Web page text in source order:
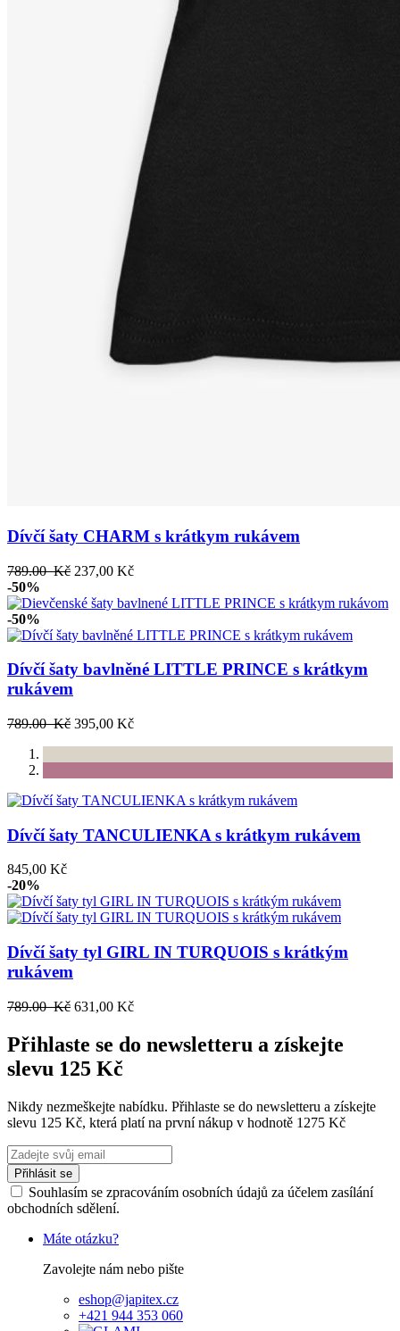
Dívčí šaty CHARM s krátkym rukávem
789.00 Kč 237,00 Kč
-50%
-50%
Dívčí šaty bavlněné LITTLE PRINCE s krátkym
rukávem
789.00 Kč 395,00 Kč
Dívčí šaty TANCULIENKA s krátkym rukávem
845,00 Kč
-20%
Dívčí šaty tyl GIRL IN TURQUOIS s krátkým
rukávem
789.00 Kč 631,00 Kč
Přihlaste se do newsletteru a získejte
slevu 125 Kč
Nikdy nezmeškejte nabídku. Přihlaste se do newsletteru a získejte
slevu 125 Kč, která platí na první nákup v hodnotě 1275 Kč
Přihlásit se
Souhlasím se zpracováním osobních údajů za účelem zasílání
obchodních sdělení.
Máte otázku?
Zavolejte nám nebo pište
eshop@japitex.cz
+421 944 353 060